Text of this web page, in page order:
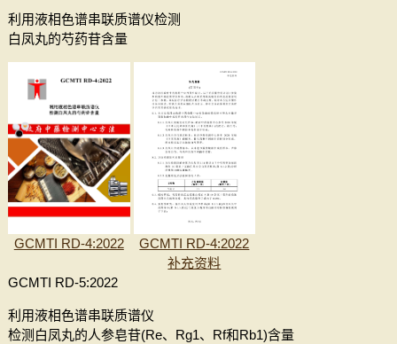
利用液相色谱串联质谱仪检测
白凤丸的芍药苷含量
GCMTI RD-4:2022
GCMTI RD-4:2022
补充资料
GCMTI RD-5:2022
利用液相色谱串联质谱仪
检测白凤丸的人参皂苷(Re、Rg1、Rf和Rb1)含量